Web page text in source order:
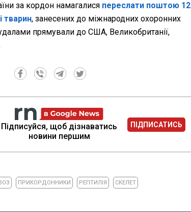
за кордон намагалися переслати поштою 12
тварин, занесених до міжнародних охоронних
прямували до США, Великобританії,
Підписуйся, щоб дізнаватись
новини першим
ПІДПИСАТИСЬ
ПРИКОРДОННИКИ РЕПТИЛІЯ СКЕЛЕТ